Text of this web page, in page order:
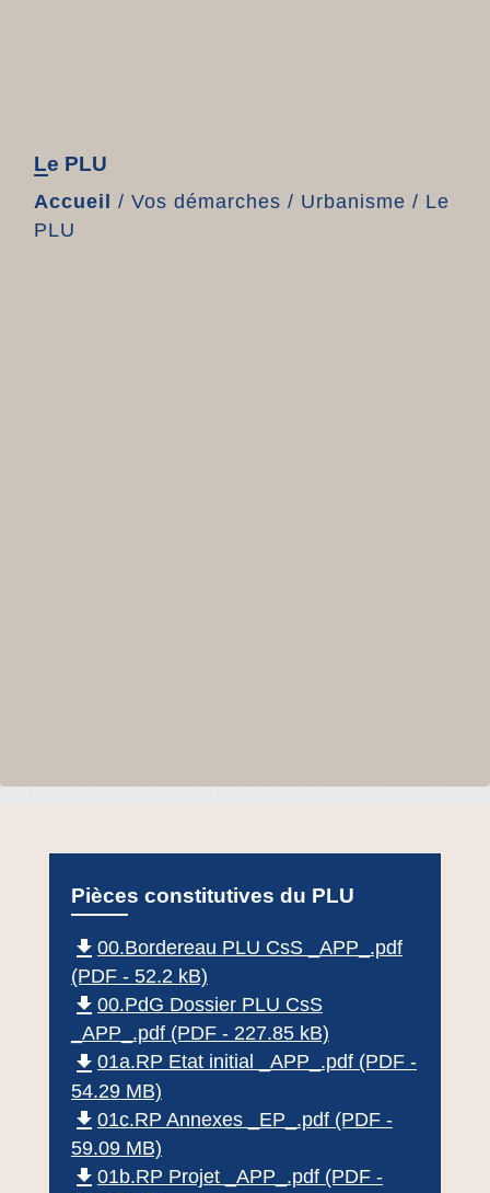
Le PLU
Accueil / Vos démarches / Urbanisme / Le
PLU
Pièces constitutives du PLU
file_download 00.Bordereau PLU CsS _APP_.pdf
(PDF - 52.2 kB)
file_download 00.PdG Dossier PLU CsS
_APP_.pdf (PDF - 227.85 kB)
file_download 01a.RP Etat initial _APP_.pdf (PDF -
54.29 MB)
file_download 01c.RP Annexes _EP_.pdf (PDF -
59.09 MB)
file_download 01b.RP Projet _APP_.pdf (PDF -